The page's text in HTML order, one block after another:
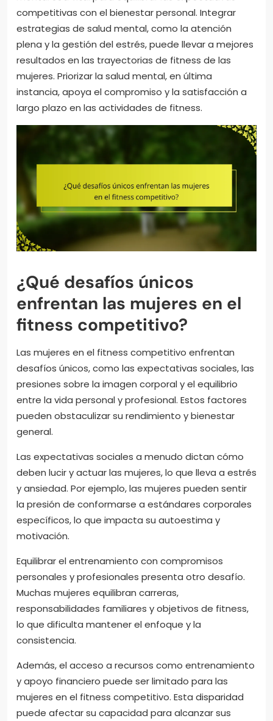
competitivas con el bienestar personal. Integrar
estrategias de salud mental, como la atención
plena y la gestión del estrés, puede llevar a mejores
resultados en las trayectorias de fitness de las
mujeres. Priorizar la salud mental, en última
instancia, apoya el compromiso y la satisfacción a
largo plazo en las actividades de fitness.
¿Qué desafíos únicos
enfrentan las mujeres en el
fitness competitivo?
Las mujeres en el fitness competitivo enfrentan
desafíos únicos, como las expectativas sociales, las
presiones sobre la imagen corporal y el equilibrio
entre la vida personal y profesional. Estos factores
pueden obstaculizar su rendimiento y bienestar
general.
Las expectativas sociales a menudo dictan cómo
deben lucir y actuar las mujeres, lo que lleva a estrés
y ansiedad. Por ejemplo, las mujeres pueden sentir
la presión de conformarse a estándares corporales
específicos, lo que impacta su autoestima y
motivación.
Equilibrar el entrenamiento con compromisos
personales y profesionales presenta otro desafío.
Muchas mujeres equilibran carreras,
responsabilidades familiares y objetivos de fitness,
lo que dificulta mantener el enfoque y la
consistencia.
Además, el acceso a recursos como entrenamiento
y apoyo financiero puede ser limitado para las
mujeres en el fitness competitivo. Esta disparidad
puede afectar su capacidad para alcanzar sus